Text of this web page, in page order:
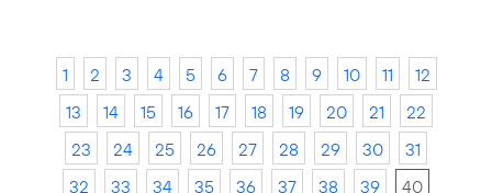
1 2 3 4 5 6 7 8 9 10 11
12
13
14 15 16 17 18 19 20 21
22
23
24 25 26 27 28 29 30
31
32
33 34 35 36 37 38 39 40